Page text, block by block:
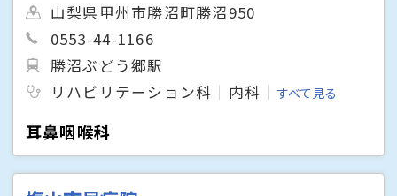
山梨県甲州市勝沼町勝沼950
0553-44-1166
勝沼ぶどう郷駅
リハビリテーション科
内科 すべて見る
耳鼻咽喉科